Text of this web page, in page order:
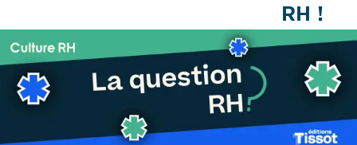
RH !